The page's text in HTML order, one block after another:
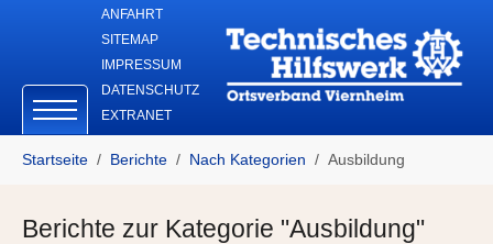
Skip to main navigation
Zum Hauptinhalt springen
Skip to page footerANFAHRT
SITEMAP
IMPRESSUM
DATENSCHUTZ
EXTRANET
Startseite
Berichte Nach Kategorien Ausbildung
Berichte zur Kategorie "Ausbildung"